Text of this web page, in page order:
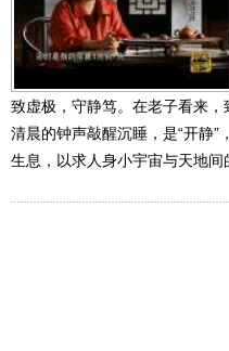
致虚极，守静笃。在老子看来
清晨的钟声敲醒沉睡，是“开静
生息，以求人身小宇宙与天地